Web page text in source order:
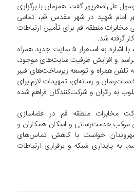
علی‌اصغرپور گفت: همزمان با برگزاری
امام شهید در شهر مقدس قم، تمامی
منطقه قم برای تأمین ارتباطات
گرفته شد.
مدیر مخابرات منطقه قم، با اشاره به استقرار ۵ سایت جدید همراه
و افزایش ظرفیت سایت‌های موجود،
تلفن همراه و توسعه زیرساخت‌های فیبر
و رسانه‌ای، تمهیدات لازم برای
به زائران و شرکت‌کنندگان فراهم شده
مخابرات منطقه قم در فضاسازی
موکب خدمت‌رسانی و اسکان همکاران و
شهروندان خواست با کاهش تماس‌های
به پایداری شبکه و برقراری ارتباطات